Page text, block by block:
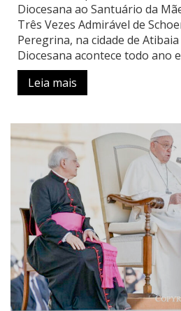
Diocesana ao Santuário da
Três Vezes Admirável de
Peregrina, na cidade de Atibaia
Diocesana acontece todo ano
Leia mais